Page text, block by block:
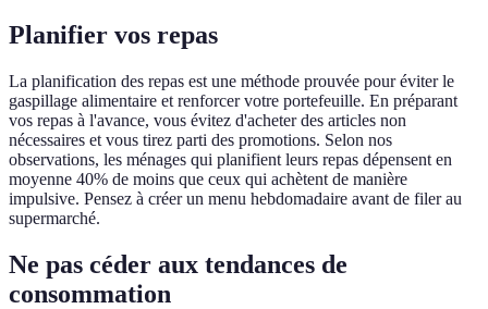
Planifier vos repas
La planification des repas est une méthode prouvée pour éviter le
gaspillage alimentaire et renforcer votre portefeuille. En préparant
vos repas à l'avance, vous évitez d'acheter des articles non
nécessaires et vous tirez parti des promotions. Selon nos
observations, les ménages qui planifient leurs repas dépensent en
moyenne 40% de moins que ceux qui achètent de manière
impulsive. Pensez à créer un menu hebdomadaire avant de filer au
supermarché.
Ne pas céder aux tendances de
consommation